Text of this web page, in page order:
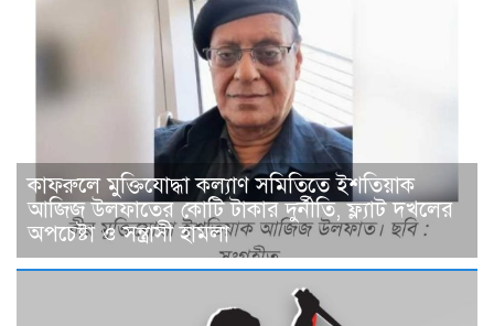
কাফরুলে মুক্তিযোদ্ধা কল্যাণ সমিতিতে ইশতিয়াক
আজিজ উলফাতের কোটি টাকার দুর্নীতি, ফ্ল্যাট দখলের
অপচেষ্টা ও সন্ত্রাসী হামলা